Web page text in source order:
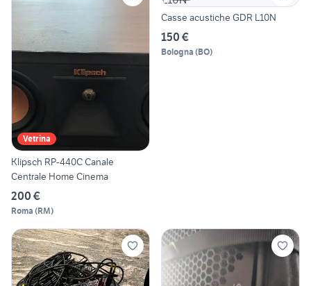
Vetrina
Klipsch RP-440C Canale
Centrale Home Cinema
200 €
Roma (RM)
Casse acustiche GDR L10N
150 €
Bologna (BO)